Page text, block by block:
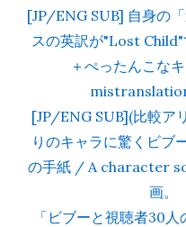
[JP/ENG SUB] 自身の
スの英訳が"Lost
＋ぺったんこな
[JP/ENG SUB](比較ア
りのキャラに驚くビブ
の手紙 / A character
画。
「ビブーと視聴者30